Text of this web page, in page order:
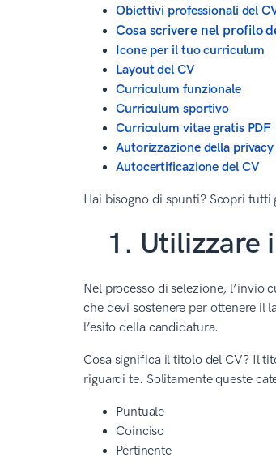
Obiettivi professionali del
Cosa scrivere nel profilo
Icone per il tuo curriculum
Layout del CV
Curriculum funzionale
Curriculum sportivo
Curriculum vitae gratis PDF
Autorizzazione della
Autocertificazione del CV
Hai bisogno di spunti? Scopri tutti
1. Utilizzare
Nel processo di selezione,
che devi sostenere per ottenere il
l’esito della candidatura.
Cosa significa il titolo del CV? Il
riguardi te. Solitamente queste
Puntuale
Coinciso
Pertinente